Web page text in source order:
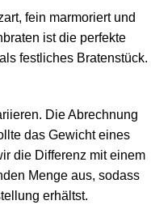
fein marmoriert und
ist die perfekte
festliches Bratenstück.
Die Abrechnung
das Gewicht eines
die Differenz mit einem
Menge aus, sodass
erhältst.